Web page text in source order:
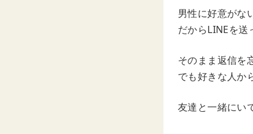
男性に好意がな
だからLINEを送
そのまま返信を
でも好きな人か
友達と一緒にい